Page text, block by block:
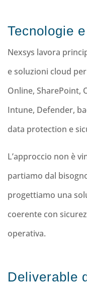
Tecnologie
Nexsys lavora
e soluzioni cloud
Online, SharePoint,
Intune, Defender,
data protection e
L’approccio non è
partiamo dal
progettiamo una
coerente con
operativa.
Deliverable